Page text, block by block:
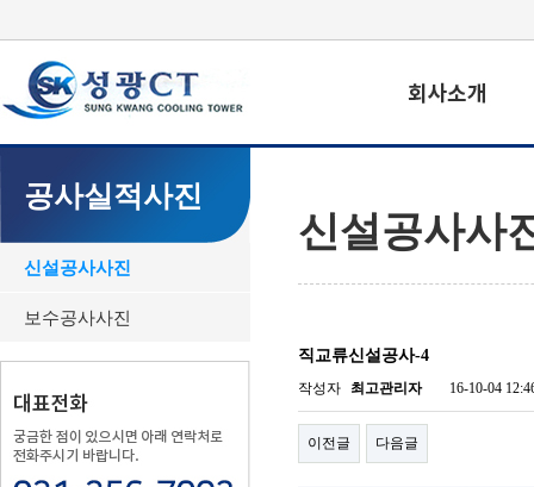
공사실적사진
신설공사사진
보수공사사진
신설공사사
직교류신설공사-4
작성자 최고관리자 16-10-04
이전글 다음글